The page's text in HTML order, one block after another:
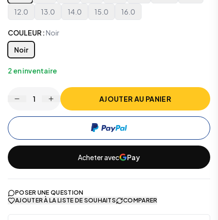
12.0
13.0 14.0 15.0 16.0
COULEUR : Noir
Noir
2 en inventaire
1 AJOUTER AU PANIER
Acheter avec Pay
POSER UNE QUESTION
AJOUTER À LA LISTE DE SOUHAITS
COMPARER